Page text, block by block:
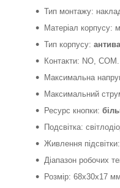
Тип монтажу:
Матеріал корпусу:
Тип корпусу:
Контакти: NO, COM.
Максимальна
Максимальний
Ресурс кнопки:
Подсвітка:
Живлення
Діапазон робочих
Розмір: 68х30х17